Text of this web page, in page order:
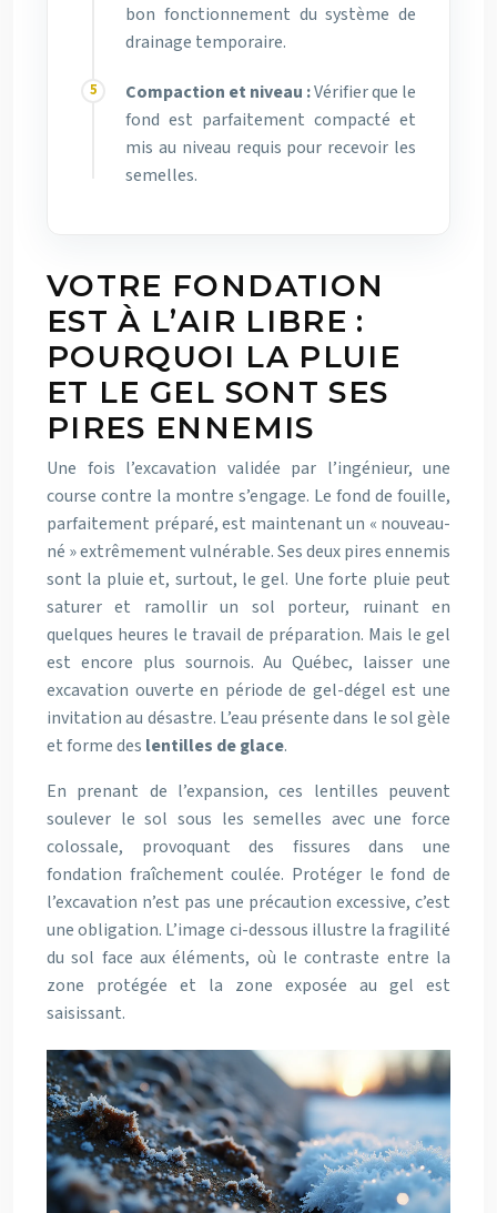
bon fonctionnement du système de
drainage temporaire.
Compaction et niveau :Vérifier que le
fond est parfaitement compacté et
mis au niveau requis pour recevoir les
semelles.
VOTRE FONDATION
EST À L’AIR LIBRE :
POURQUOI LA PLUIE
ET LE GEL SONT SES
PIRES ENNEMIS
Une fois l’excavation validée par l’ingénieur, une
course contre la montre s’engage. Le fond de fouille,
parfaitement préparé, est maintenant un « nouveau-
né » extrêmement vulnérable. Ses deux pires ennemis
sont la pluie et, surtout, le gel. Une forte pluie peut
saturer et ramollir un sol porteur, ruinant en
quelques heures le travail de préparation. Mais le gel
est encore plus sournois. Au Québec, laisser une
excavation ouverte en période de gel-dégel est une
invitation au désastre. L’eau présente dans le sol gèle
et forme des lentilles de glace.
En prenant de l’expansion, ces lentilles peuvent
soulever le sol sous les semelles avec une force
colossale, provoquant des fissures dans une
fondation fraîchement coulée. Protéger le fond de
l’excavation n’est pas une précaution excessive, c’est
une obligation. L’image ci-dessous illustre la fragilité
du sol face aux éléments, où le contraste entre la
zone protégée et la zone exposée au gel est
saisissant.